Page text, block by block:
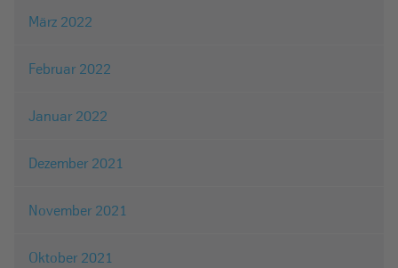
März 2022
Februar 2022
Januar 2022
Dezember 2021
November 2021
Oktober 2021